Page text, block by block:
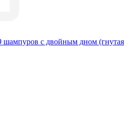
с двойным дном (гнутая